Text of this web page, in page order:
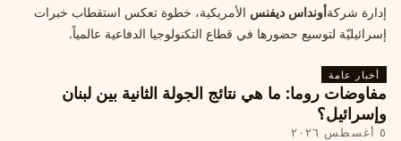
إدارة شركةأونداس ديفنس الأمريكية، خطوة تعكس استقطاب خبرات
إسرائيليّة لتوسيع حضورها في قطاع التكنولوجيا الدفاعية عالمياً.
أخبار عامة
مفاوضات روما: ما هي نتائج الجولة الثانية بين لبنان
وإسرائيل؟
٥ أغسطس ٢٠٢٦